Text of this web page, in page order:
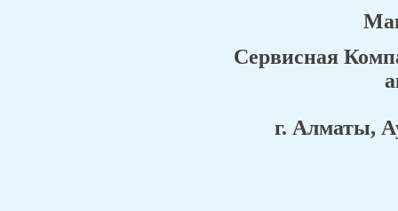
Сервисная
г. Алматы,